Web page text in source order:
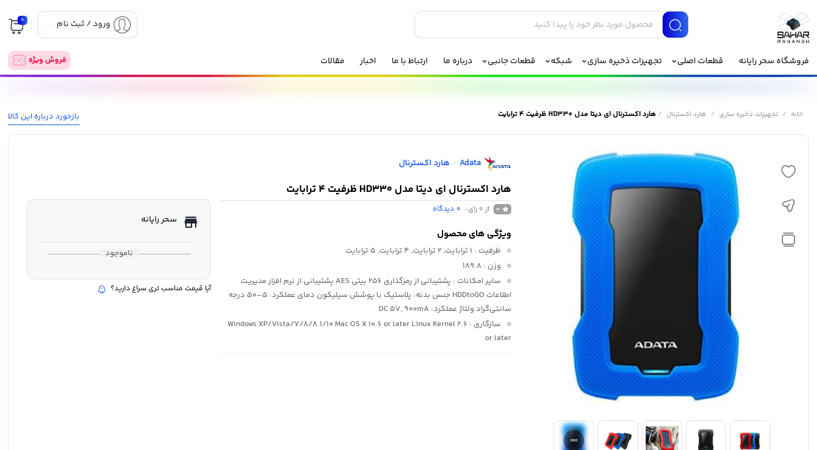
ورود / ثبت نام 0
فروشگاه سحر رایانه قطعات اصلی تجهیزات ذخیره سازی شبکه قطعات جانبی درباره ما ارتباط با ما اخبار مقالات فروش ویژه
بازخورد درباره این کالا خانه / تجهیزات ذخیره سازی / هارد اکسترنال /هارد اکسترنال ای دیتا مدل HD330 ظرفیت 4 ترابایت
Adata
/ هارد اکسترنال
هارد اکسترنال ای دیتا مدل HD330 ظرفیت 4 ترابایت
0 از 0 رای 0 دیدگاه
ویژگی های محصول
ظرفیت : 1 ترابایت, 2 ترابایت, 4 ترابایت, 5 ترابایت
وزن : 189.8
سایر امکانات
: پشتیبانی از رمزگذاری ۲۵۶ بیتی AES پشتیبانی از نرم افزار مدیریت
اطلاعات HDDtoGO جنس بدنه: پلاستیک با پوشش سیلیکون دمای عملکرد: ۵–۵۰ درجه
سانتی‌گراد ولتاژ عملکرد: DC ۵V, ۹۰۰mA
سازگاری : Windows XP/Vista/۷/۸/۸.۱/۱۰ Mac OS X ۱۰.۶ or later Linux Kernel ۲.۶
or later
سحر رایانه
ناموجود
آیا قیمت مناسب تری سراغ دارید؟